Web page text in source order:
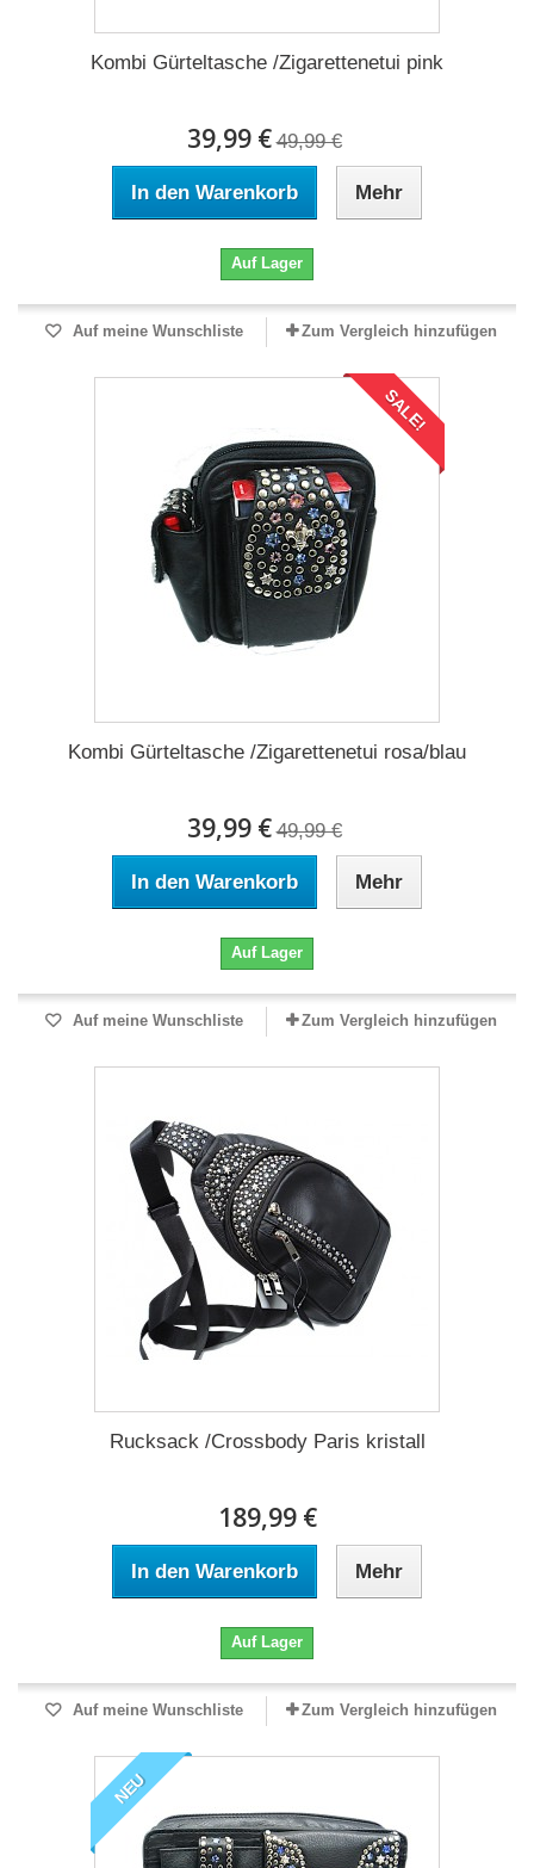
Kombi Gürteltasche /Zigarettenetui pink
39,99 € 49,99 €
In den Warenkorb Mehr
Auf Lager
Auf meine Wunschliste Zum Vergleich hinzufügen
SALE!
Kombi Gürteltasche /Zigarettenetui rosa/blau
39,99 € 49,99 €
In den Warenkorb Mehr
Auf Lager
Auf meine Wunschliste Zum Vergleich hinzufügen
Rucksack /Crossbody Paris kristall
189,99 €
In den Warenkorb Mehr
Auf Lager
Auf meine Wunschliste Zum Vergleich hinzufügen
NEU